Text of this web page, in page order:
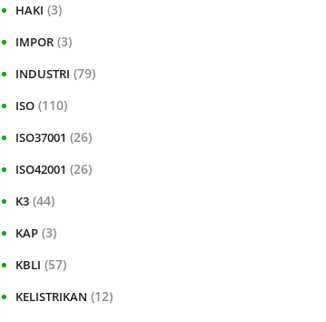
HAKI (3)
IMPOR (3)
INDUSTRI (79)
ISO (110)
ISO37001 (26)
ISO42001 (26)
K3 (44)
KAP (3)
KBLI (57)
KELISTRIKAN (12)